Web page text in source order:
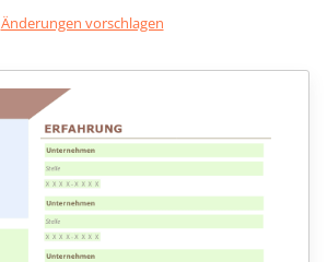
Änderungen vorschlagen